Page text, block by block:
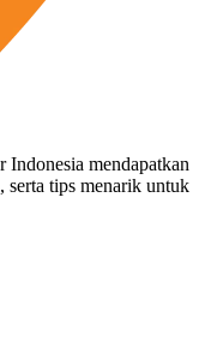
Indonesia mendapatkan
serta tips menarik untuk